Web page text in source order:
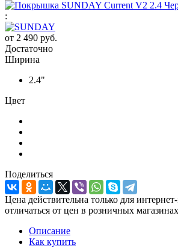
:
от 2 490 руб.
Достаточно
Ширина
2.4"
Цвет
Поделиться
Цена действительна только для
отличаться от цен в розничных магазинах
Описание
Как купить